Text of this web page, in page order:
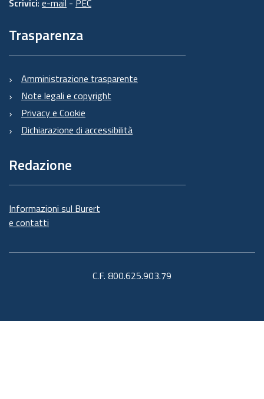
Scrivici: e-mail - PEC
Trasparenza
Amministrazione trasparente
Note legali e copyright
Privacy e Cookie
Dichiarazione di accessibilità
Redazione
Informazioni sul Burert
e contatti
C.F. 800.625.903.79